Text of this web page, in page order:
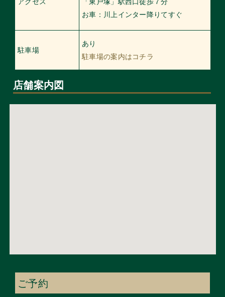
お車：川上インター降りてすぐ
駐車場
あり
駐車場の案内はコチラ
店舗案内図
ご予約